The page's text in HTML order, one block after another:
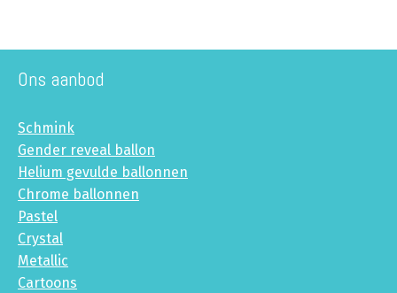
Ons aanbod
Schmink
Gender reveal ballon
Helium gevulde ballonnen
Chrome ballonnen
Pastel
Crystal
Metallic
Cartoons